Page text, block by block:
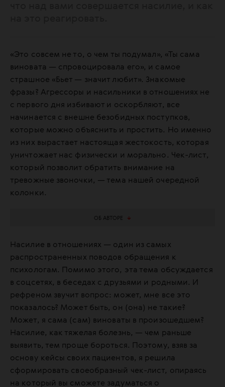
«Это совсем не то, о чем ты подумал», «Ты сама
виновата — спровоцировала его», и самое
страшное «Бьет — значит любит». Знакомые
фразы? Агрессоры и насильники в отношениях не
с первого дня избивают и оскорбляют, все
начинается с внешне безобидных поступков,
которые можно объяснить и простить. Но именно
из них вырастает настоящая жестокость, которая
уничтожает нас физически и морально. Чек-лист,
который позволит обратить внимание на
тревожные звоночки, — тема нашей очередной
колонки.
ОБ АВТОРЕ
Магистр практической психологии. С 2010 года
профайлер, работала в общественно-
политических проектах. С 2015 года ведет частную
практику. Основная специализация — работа с
последствиями ПТСР: жертвы войн, терактов,
горячих точек, последствия физического и
эмоционального насилия, адаптация после
серьезных медицинских диагнозов. Читает
лекции, на которых говорит об острых проблемах
и запросах через призму культуры и
кинематографа.
Насилие в отношениях — один из самых
распространенных поводов обращения к
психологам. Помимо этого, эта тема обсуждается
в соцсетях, в беседах с друзьями и родными. И
рефреном звучит вопрос: может, мне все это
показалось? Может быть, он (она) не такие?
Может, я сама (сам) виноваты в произошедшем?
Насилие, как тяжелая болезнь, — чем раньше
выявить, тем проще бороться. Поэтому, взяв за
основу кейсы своих пациентов, я решила
сформировать своеобразный чек-лист, опираясь
на который вы сможете задуматься о